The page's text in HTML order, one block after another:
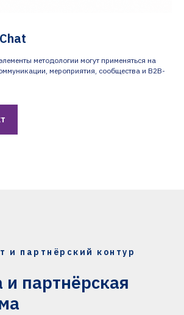
методологии могут применяться на
мероприятия, сообщества и B2B-
и партнёрский контур
и партнёрская